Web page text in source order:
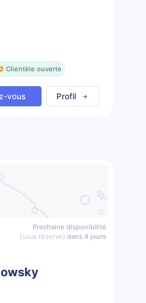
Clientèle ouverte
vous Profil
Prochaine disponibilité
(sous réserve) dans 4 jours